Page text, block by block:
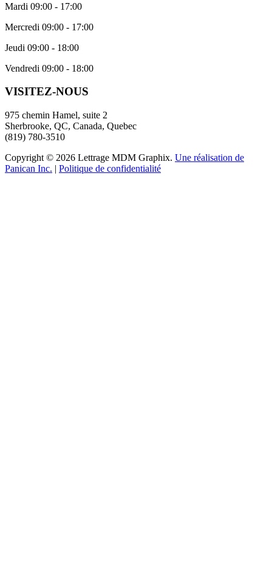
Mardi 09:00 - 17:00
Mercredi 09:00 - 17:00
Jeudi 09:00 - 18:00
Vendredi 09:00 - 18:00
VISITEZ-NOUS
975 chemin Hamel, suite 2
Sherbrooke, QC, Canada, Quebec
(819) 780-3510
Copyright © 2026 Lettrage MDM Graphix. Une réalisation de
Panican Inc. | Politique de confidentialité